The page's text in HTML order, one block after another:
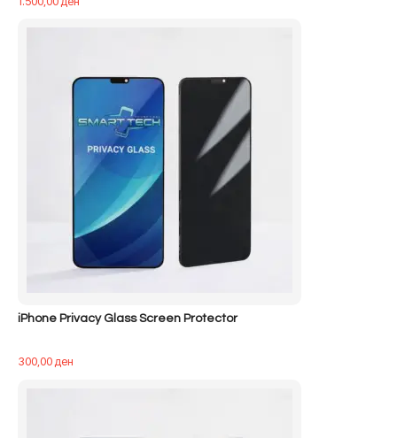
iPhone Privacy Glass Screen Protector
300,00ден